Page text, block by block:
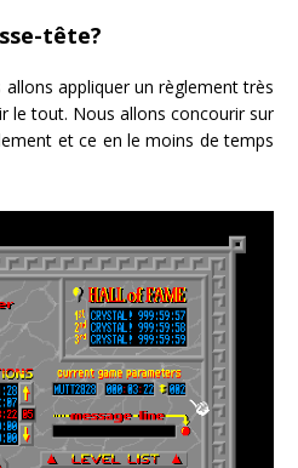
tête?
appliquer un règlement très
le tout. Nous allons concourir sur
et ce en le moins de temps